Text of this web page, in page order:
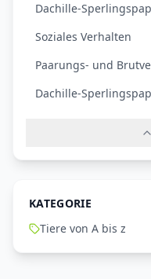
Dachille-
Soziales Verhalten
Paarungs- und
Dachille-
KATEGORIE
Tiere von A bis z